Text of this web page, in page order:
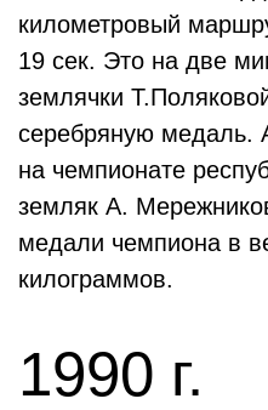
километровый
19 сек. Это на две
землячки
серебряную медаль.
на чемпионате
земляк А.
медали чемпиона в
килограммов.
1990 г.